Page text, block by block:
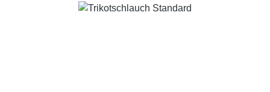
Bildergalerie überspringen